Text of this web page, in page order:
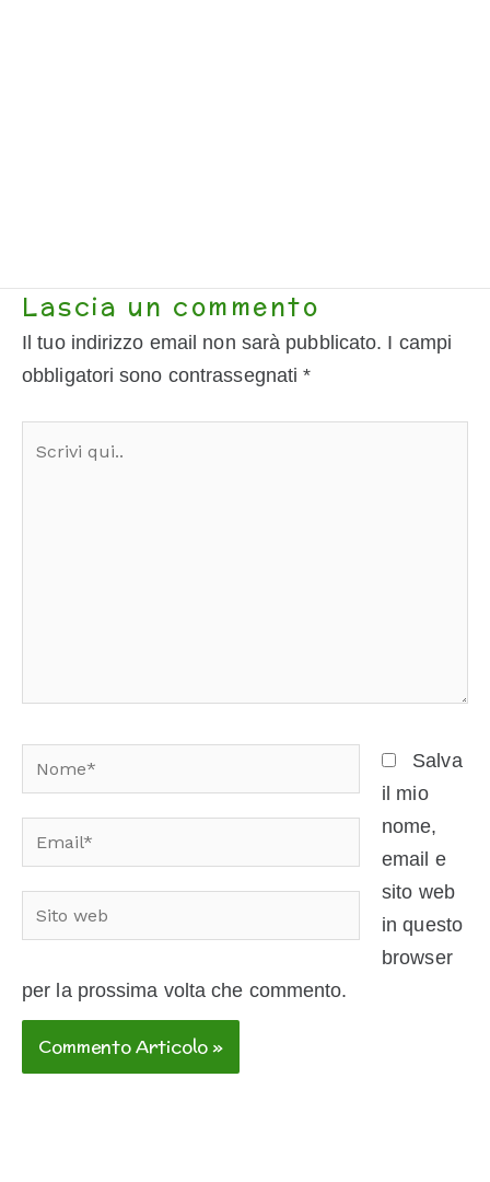
Lascia un commento
Il tuo indirizzo email non sarà pubblicato. I campi
obbligatori sono contrassegnati*
Nome*
Email*
Sito
web
Salva
il mio
nome,
email e
sito web
in questo
browser
per la prossima volta che commento.